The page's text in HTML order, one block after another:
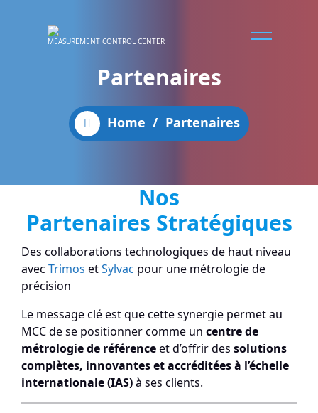
MEASUREMENT CONTROL CENTER
Partenaires
Home / Partenaires
Nos
Partenaires Stratégiques
Des collaborations technologiques de haut niveau
avec Trimos etSylvac pour une métrologie de
précision
Le message clé est que cette synergie permet au
MCC de se positionner comme un centre de
métrologie de référenceet d’offrir des solutions
complètes, innovantes et accréditées à l’échelle
internationale (IAS)à ses clients.